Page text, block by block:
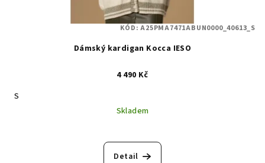
Dámský kardigan Kocca IESO
4 490 Kč
S
Skladem
Detail
KÓD:A25PMA7471ABUN0000_40613_S